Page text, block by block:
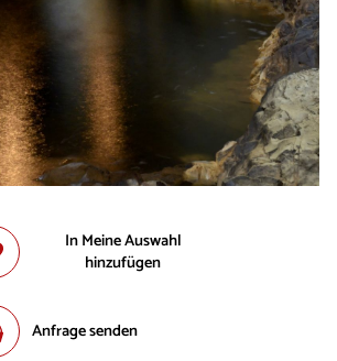
In Meine Auswahl
hinzufügen
Anfrage senden